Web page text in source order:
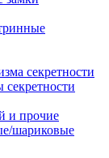
секретности
и прочие
шариковые